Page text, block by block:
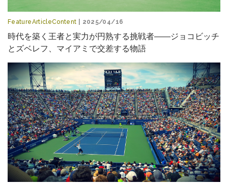
FeatureArticleContent | 2025/04/16
時代を築く王者と実力が円熟する挑戦者――ジョコビッチ
とズベレフ、マイアミで交差する物語